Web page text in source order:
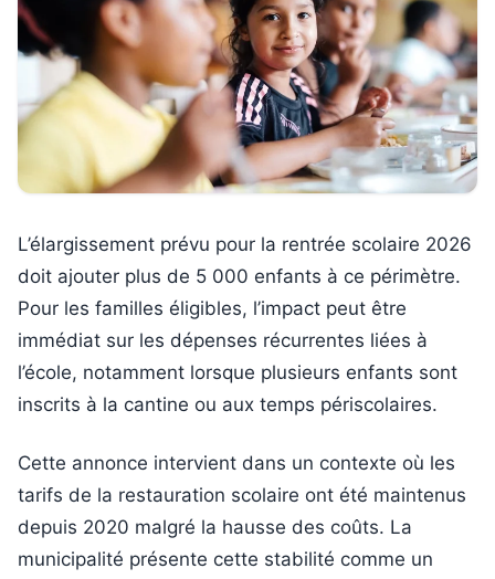
L’élargissement prévu pour la rentrée scolaire 2026
doit ajouter plus de 5 000 enfants à ce périmètre.
Pour les familles éligibles, l’impact peut être
immédiat sur les dépenses récurrentes liées à
l’école, notamment lorsque plusieurs enfants sont
inscrits à la cantine ou aux temps périscolaires.
Cette annonce intervient dans un contexte où les
tarifs de la restauration scolaire ont été maintenus
depuis 2020 malgré la hausse des coûts. La
municipalité présente cette stabilité comme un